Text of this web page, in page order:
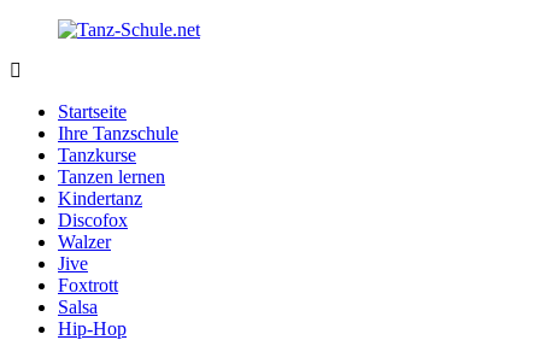
Zurück
Inhalt
Schule.net
Tanzschule
Internet
Startseite
Ihre Tanzschule
Tanzkurse
Tanzen lernen
Kindertanz
Discofox
Walzer
Jive
Foxtrott
Salsa
Hip-Hop